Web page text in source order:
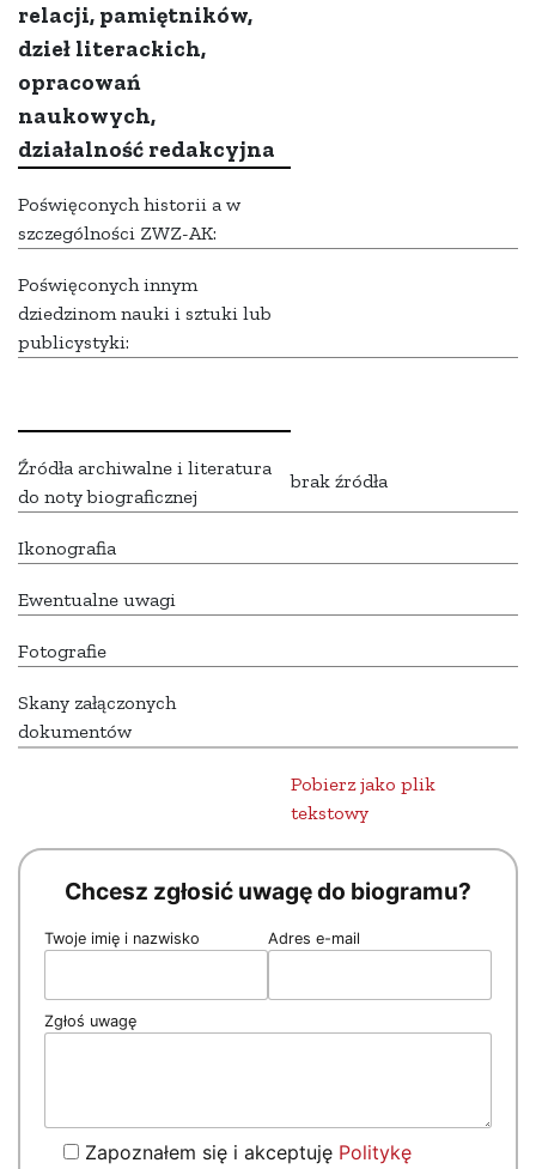
relacji, pamiętników,
dzieł literackich,
opracowań
naukowych,
działalność redakcyjna
Poświęconych historii a w
szczególności ZWZ-AK:
Poświęconych innym
dziedzinom nauki i sztuki lub
publicystyki:
Źródła archiwalne i literatura
do noty biograficznej
brak źródła
Ikonografia
Ewentualne uwagi
Fotografie
Skany załączonych
dokumentów
Pobierz jako plik
tekstowy
Chcesz zgłosić uwagę do biogramu?
Twoje imię i nazwisko Adres e-mail
Zgłoś uwagę
Zapoznałem się i akceptuję Politykę